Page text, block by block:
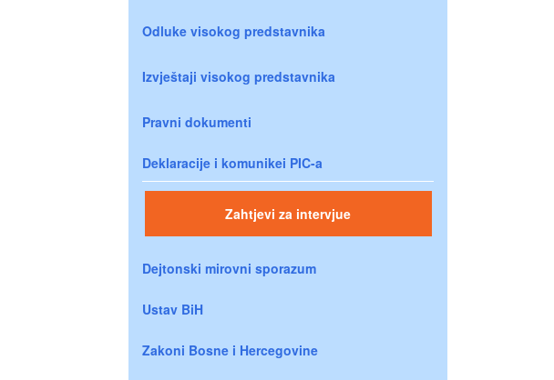
Odluke visokog predstavnika
Izvještaji visokog predstavnika
Pravni dokumenti
Deklaracije i komunikei PIC-a
Zahtjevi za intervjue
Dejtonski mirovni sporazum
Ustav BiH
Zakoni Bosne i Hercegovine